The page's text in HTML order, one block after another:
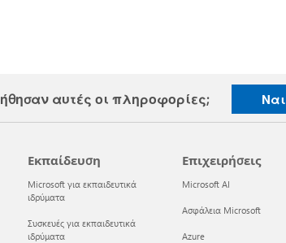
αυτές οι πληροφορίες; Ναι
Εκπαίδευση
Microsoft για εκπαιδευτικά
ιδρύματα
Συσκευές για εκπαιδευτικά
ιδρύματα
Επιχειρήσεις
Microsoft AI
Ασφάλεια Microsoft
Azure